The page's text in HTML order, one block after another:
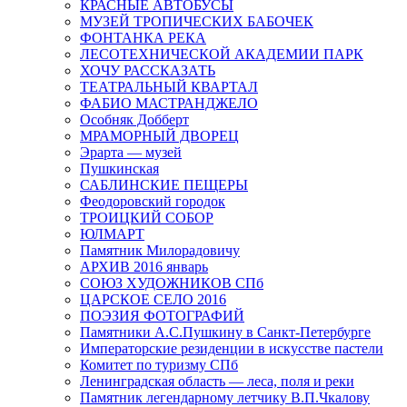
КРАСНЫЕ АВТОБУСЫ
МУЗЕЙ ТРОПИЧЕСКИХ БАБОЧЕК
ФОНТАНКА РЕКА
ЛЕСОТЕХНИЧЕСКОЙ АКАДЕМИИ ПАРК
ХОЧУ РАССКАЗАТЬ
ТЕАТРАЛЬНЫЙ КВАРТАЛ
ФАБИО МАСТРАНДЖЕЛО
Особняк Добберт
МРАМОРНЫЙ ДВОРЕЦ
Эрарта — музей
Пушкинская
САБЛИНСКИЕ ПЕЩЕРЫ
Феодоровский городок
ТРОИЦКИЙ СОБОР
ЮЛМАРТ
Памятник Милорадовичу
АРХИВ 2016 январь
СОЮЗ ХУДОЖНИКОВ СПб
ЦАРСКОЕ СЕЛО 2016
ПОЭЗИЯ ФОТОГРАФИЙ
Памятники А.С.Пушкину в Санкт-Петербурге
Императорские резиденции в искусстве пастели
Комитет по туризму СПб
Ленинградская область — леса, поля и реки
Памятник легендарному летчику В.П.Чкалову